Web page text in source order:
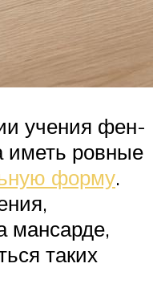
учения фен-
иметь ровные
форму.
мансарде,
таких